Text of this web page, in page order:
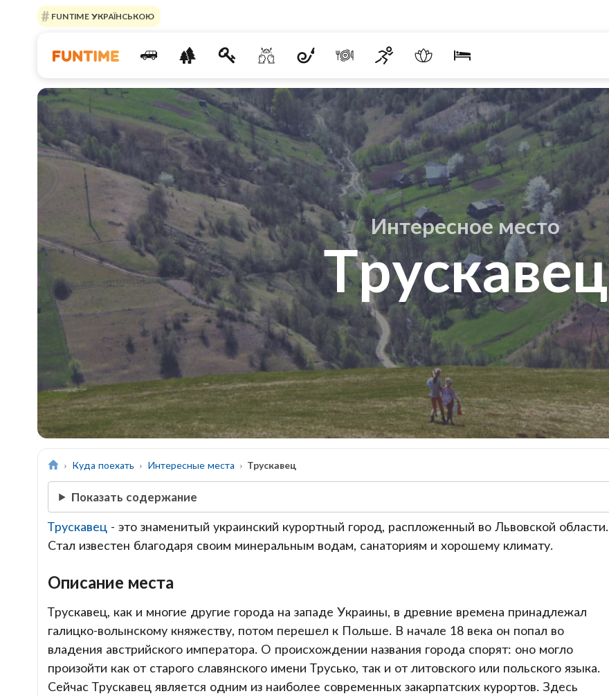
FUNTIME УКРАЇНСЬКОЮ
Интересное место
Трускавец
Куда поехать Интересные места Трускавец
Показать содержание
Трускавец- это знаменитый украинский курортный город, распложенный во Львовской области.
Стал известен благодаря своим минеральным водам, санаториям и хорошему климату.
Описание места
Трускавец, как и многие другие города на западе Украины, в древние времена принадлежал
галицко-волынскому княжеству, потом перешел к Польше. В начале 18 века он попал во
владения австрийского императора. О происхождении названия города спорят: оно могло
произойти как от старого славянского имени Трусько, так и от литовского или польского языка.
Сейчас Трускавец является одним из наиболее современных закарпатских курортов. Здесь